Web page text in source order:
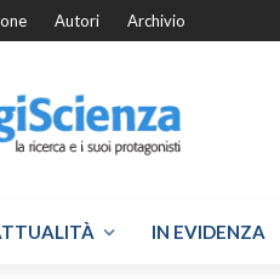
Autori Archivio
IN EVIDENZA